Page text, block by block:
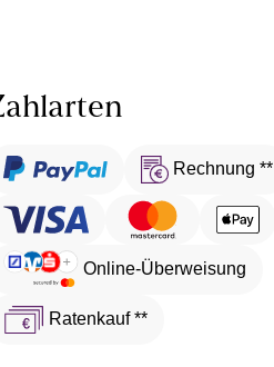
Rechnung **
Online-Überweisung
Ratenkauf **